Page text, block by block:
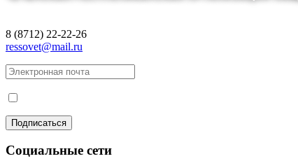
8 (8712) 22-22-26
ressovet@mail.ru
Социальные сети